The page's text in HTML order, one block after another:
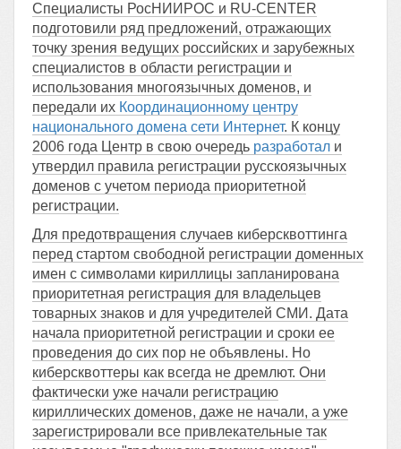
Специалисты РосНИИРОС и RU-CENTER
подготовили ряд предложений, отражающих
точку зрения ведущих российских и зарубежных
специалистов в области регистрации и
использования многоязычных доменов, и
передали их Координационному центру
национального домена сети Интернет. К концу
2006 года Центр в свою очередь разработал и
утвердил правила регистрации русскоязычных
доменов с учетом периода приоритетной
регистрации.
Для предотвращения случаев киберсквоттинга
перед стартом свободной регистрации доменных
имен с символами кириллицы запланирована
приоритетная регистрация для владельцев
товарных знаков и для учредителей СМИ. Дата
начала приоритетной регистрации и сроки ее
проведения до сих пор не объявлены. Но
киберсквоттеры как всегда не дремлют. Они
фактически уже начали регистрацию
кириллических доменов, даже не начали, а уже
зарегистрировали все привлекательные так